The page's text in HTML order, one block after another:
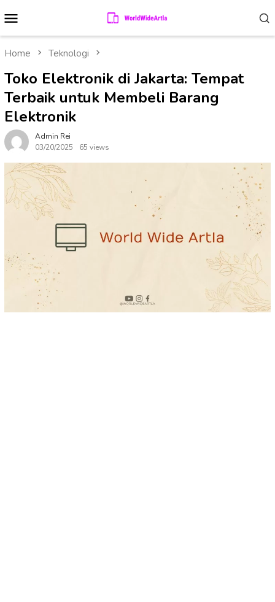
to
contentMenu
Home Teknologi
Toko Elektronik di Jakarta: Tempat
Terbaik untuk Membeli Barang
Elektronik
Admin Rei
03/20/2025
65 views